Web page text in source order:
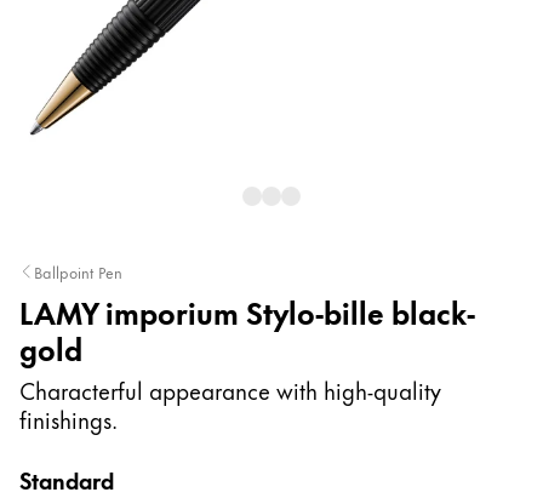
Peinture et Dessiner
Aquarelle
Crayons de couleur
Accessoires
Recharges
Encres / effaceurs d'encre
Pièces de rechange
Taille de plume
Étuis
Carnets
Ballpoint Pen
LAMY imporium Stylo-bille black-
gold
Characterful appearance with high-quality
finishings.
Standard